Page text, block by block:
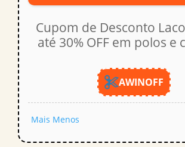
Cupom de Desconto
até 30% OFF em polos e
AWINOFF
Mais Menos